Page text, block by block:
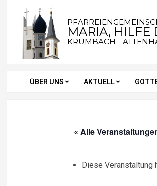
content
MARIA, HILFE
KRUMBACH -
Secondary
ÜBER UNS AKTUELL
« Alle
Diese Veranstaltung